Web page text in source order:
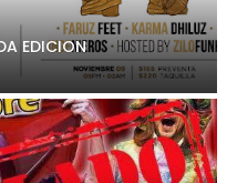
EDICION